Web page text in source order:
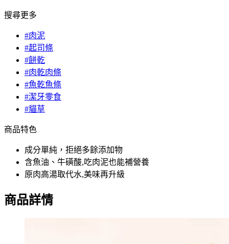
搜尋更多
#肉泥
#起司條
#餅乾
#肉乾肉條
#魚乾魚條
#潔牙零食
#貓草
商品特色
成分單純，拒絕多餘添加物
含魚油、牛磺酸,吃肉泥也能補營養
原肉高湯取代水,美味再升級
商品詳情